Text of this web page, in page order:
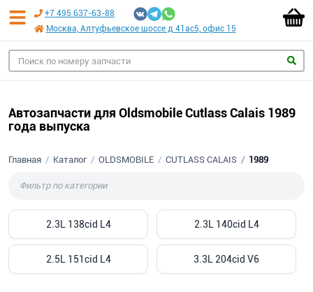
+7 495 637-63-88
Москва, Алтуфьевское шоссе д 41ас5, офис 15
Автозапчасти для Oldsmobile Cutlass Calais 1989
года выпуска
Главная Каталог OLDSMOBILE CUTLASS CALAIS 1989
2.3L 138cid L4 2.3L 140cid L4
2.5L 151cid L4 3.3L 204cid V6